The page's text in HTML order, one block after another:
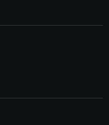
sono necessari
disabilitati.